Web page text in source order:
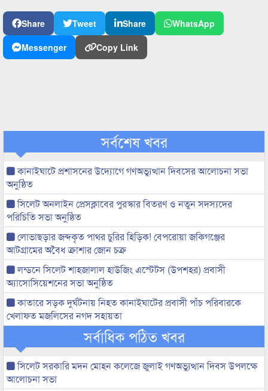
Share Tweet Share
WhatsApp
Messenger
Copy Link
সর্বশেষ খবর
কানাইঘাটে প্রশাসনের উদ্যোগে গণঅভ্যুত্থান দিবসের আলোচনা সভা
অনুষ্ঠিত
সিলেট অনলাইন প্রেসক্লাবের পুরস্কার বিতরণ ও নতুন সদস্যদের
পরিচিতি সভা অনুষ্ঠিত
লোভাছড়ার জব্দকৃত পাথর চুরির হিড়িক! বেপরোয়া জকিগঞ্জের
আটগ্রামের অবৈধ ক্রাশার জোন চক্র
লন্ডনে সিলেট শাহজালাল হাউজিং এস্টেটস (উপশহর) প্রবাসী
অ্যাসোসিয়েশনের সভা অনুষ্ঠিত
কাতারে সড়ক দুর্ঘটনায় নিহত কানাইঘাটের প্রবাসী পাঁচ পরিবারকে
খেলাফত মজলিসের নগদ সহায়তা
সর্বাধিক পঠিত খবর
সিলেট সরকারি মদন মোহন কলেজে জুলাই গণঅভ্যুত্থান দিবস উপলক্ষে
আলোচনা সভা